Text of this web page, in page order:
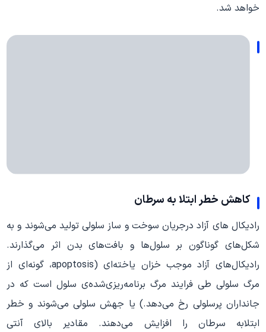
خواهد شد.
کاهش خطر ابتلا به سرطان
رادیکال های آزاد درجریان سوخت و ساز سلولی تولید می‌شوند و به
شکل‌های گوناگون بر سلول‌ها و بافت‌های بدن اثر می‌گذارند.
رادیکال‌های آزاد موجب خزان یاخته‌ای (apoptosis، گونه‌ای از
مرگ سلولی طی فرایند مرگ برنامه‌ریزی‌شده‌ی سلول است که در
جانداران پرسلولی رخ می‌دهد.) یا جهش سلولی می‌شوند و خطر
ابتلابه سرطان را افزایش می‌دهند. مقادیر بالای آنتی